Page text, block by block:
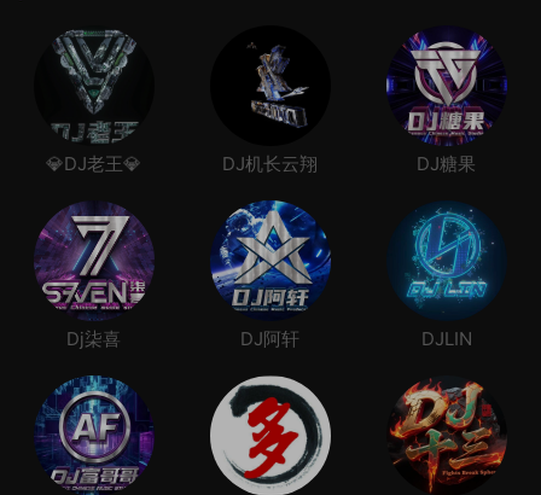
💎DJ老王💎 DJ机长云翔 DJ糖果
Dj柒喜 DJ阿轩 DJLIN